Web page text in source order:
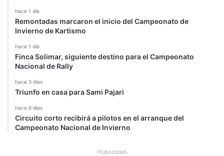
hace 1 día
Remontadas marcaron el inicio del Campeonato de
Invierno de Kartismo
hace 1 día
Finca Solimar, siguiente destino para el Campeonato
Nacional de Rally
hace 3 días
Triunfo en casa para Sami Pajari
hace 6 días
Circuito corto recibirá a pilotos en el arranque del
Campeonato Nacional de Invierno
-Publicidad-